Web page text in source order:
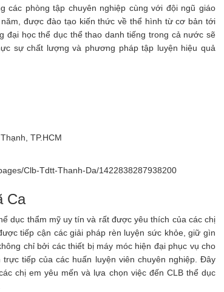
các phòng tập chuyên nghiệp cùng với đội ngũ giáo
được đào tạo kiến thức về thể hình từ cơ bản tới
đại học thể dục thể thao danh tiếng trong cả nước sẽ
sự chất lượng và phương pháp tập luyện hiệu quả
TP.HCM
Clb-Tdtt-Thanh-Da/1422838287938200
Ca
dục thẩm mỹ uy tín và rất được yêu thích của các chị
tiếp cận các giải pháp rèn luyện sức khỏe, giữ gìn
chỉ bởi các thiết bị máy móc hiện đại phục vụ cho
tiếp của các huấn luyện viên chuyên nghiệp. Đây
chị em yêu mến và lựa chọn việc đến CLB thể dục